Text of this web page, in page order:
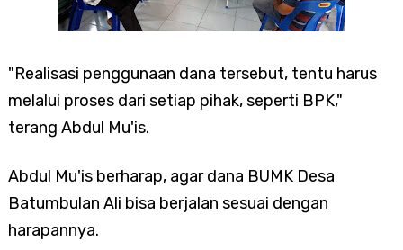
"Realisasi penggunaan dana tersebut, tentu harus
melalui proses dari setiap pihak, seperti BPK,"
terang Abdul Mu'is.
Abdul Mu'is berharap, agar dana BUMK Desa
Batumbulan Ali bisa berjalan sesuai dengan
harapannya.